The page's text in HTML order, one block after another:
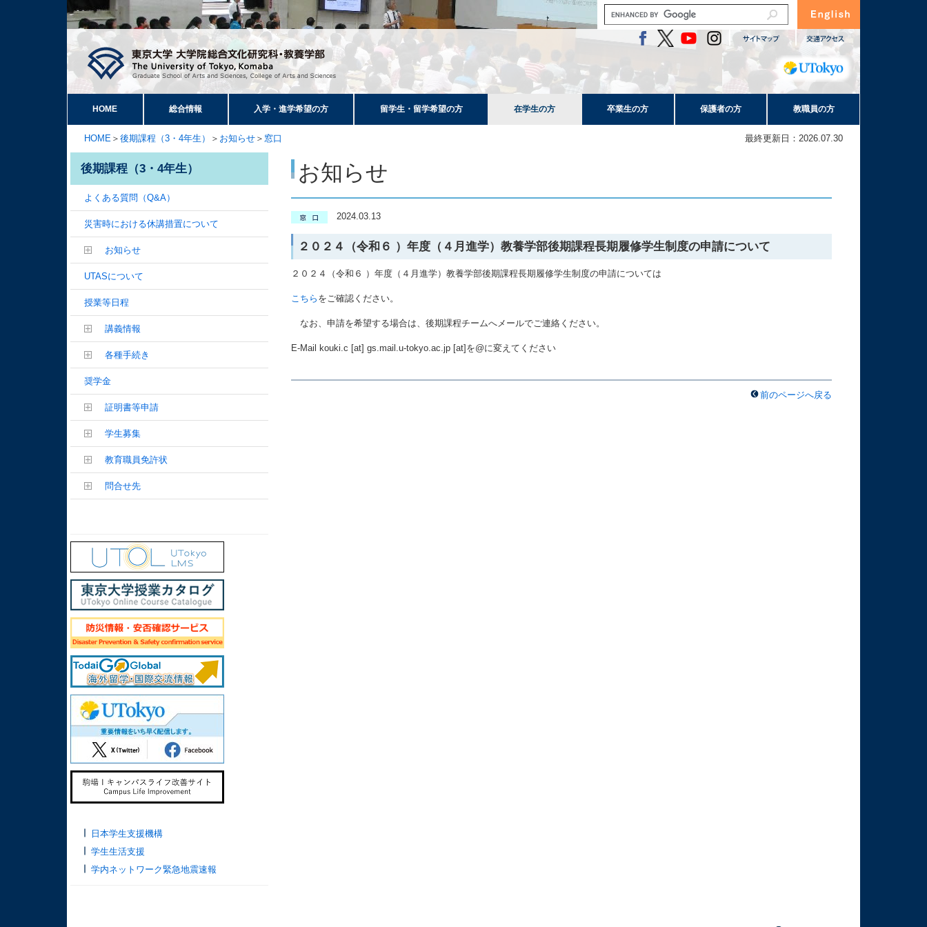
HOME 総合情報 入学・進学希望の方 留学生・留学希望の方 在学生の方 卒業生の方 保護者の方 教職員の方
HOME ＞ 後期課程（3・4年生） ＞ お知らせ ＞ 窓口 最終更新日：2026.07.30
お知らせ
2024.03.13
２０２４（令和６ ）年度（４月進学）教養学部後期課程長期履修学生制度の申請について
２０２４（令和６ ）年度（４月進学）教養学部後期課程長期履修学生制度の申請については
こちら をご確認ください。
なお、申請を希望する場合は、後期課程チームへメールでご連絡ください。
E-Mail kouki.c [at] gs.mail.u-tokyo.ac.jp [at]を@に変えてください
前のページへ戻る
後期課程（3・4年生）
よくある質問（Q&A）
災害時における休講措置について
お知らせ
UTASについて
授業等日程
講義情報
各種手続き
奨学金
証明書等申請
学生募集
教育職員免許状
問合せ先
日本学生支援機構
学生生活支援
学内ネットワーク緊急地震速報